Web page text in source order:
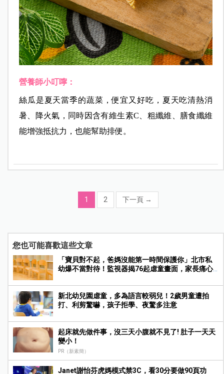
營養師小叮嚀：
絲瓜是夏天當季的蔬菜，便宜又好吃，夏天吃清熱消
暑、降火氣，同時因含有維生素C、粗纖維、膳食纖維
能增強抵抗力，也能幫助排便。
1 2 下一頁 →
您也可能喜歡這些文章
「寶貝對不起，爸媽沒能第一時間保護你」北市私
幼爆不當對待！監視器揭76起虐童畫面，家長痛心
新北幼兒園虐童，多為語言較弱兒！2歲男童遭拍
打、利剪驚嚇，孩子拒學、夜驚多注意
起床就先做件事，沒三天小腹就不見了! 肚子一天天
變小！
PR（新素簡）
Janet謝怡芬虎媽模式禁3C，看30分要做90頁功